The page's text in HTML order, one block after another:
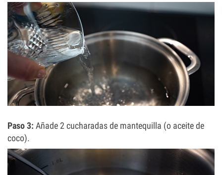
Paso 3: Añade 2 cucharadas de mantequilla (o aceite de
coco).